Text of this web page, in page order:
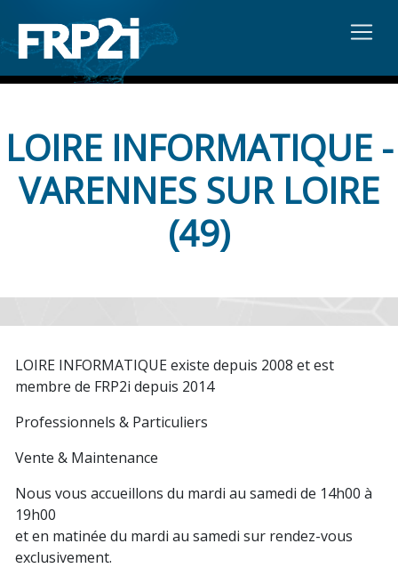
LOIRE INFORMATIQUE -
VARENNES SUR LOIRE
(49)
LOIRE INFORMATIQUE existe depuis 2008 et est
membre de FRP2i depuis 2014
Professionnels & Particuliers
Vente & Maintenance
Nous vous accueillons du mardi au samedi de 14h00 à
19h00
et en matinée du mardi au samedi sur rendez-vous
exclusivement.